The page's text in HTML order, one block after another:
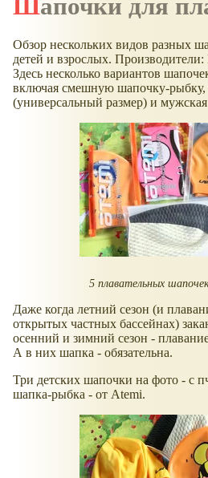
Шапочки для
Обзор нескольких видов разных
детей и взрослых.
Здесь несколько вариантов
включая смешную шапочку-рыбку,
(универсальный размер) и
5 плавательных
Даже когда летний сезон (и
открытых частных бассейнах)
осенний и зимний сезон -
А в них шапка - обязательна.
Три детских шапочки на фото - с
шапка-рыбка - от Atemi.